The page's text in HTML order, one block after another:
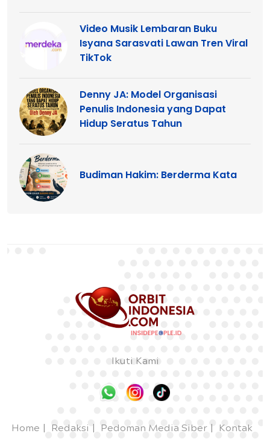
Video Musik Lembaran Buku
Isyana Sarasvati Lawan Tren Viral
TikTok
Denny JA: Model Organisasi
Penulis Indonesia yang Dapat
Hidup Seratus Tahun
Budiman Hakim: Berderma Kata
Ikuti Kami
Home Redaksi Pedoman Media Siber Kontak